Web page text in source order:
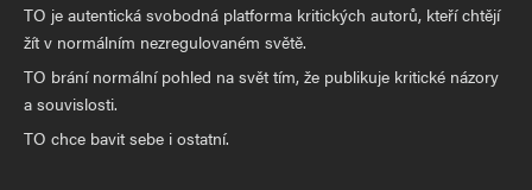
TO je autentická svobodná platforma kritických autorů, kteří chtějí
žít v normálním nezregulovaném světě.
TO brání normální pohled na svět tím, že publikuje kritické názory
a souvislosti.
TO chce bavit sebe i ostatní.